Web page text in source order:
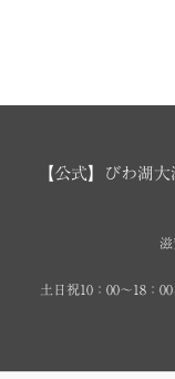
【公式】びわ湖
土日祝10：00～18：